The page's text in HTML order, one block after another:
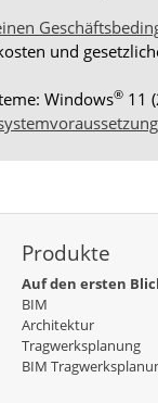
und
Windows® 11
Produkte
Auf den ersten
BIM
Architektur
Tragwerksplanung
BIM